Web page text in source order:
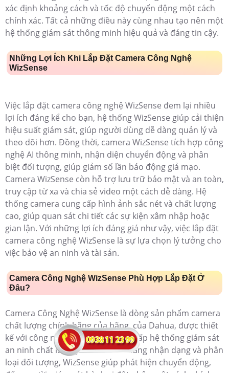
xác định khoảng cách và tốc độ chuyển động một cách
chính xác. Tất cả những điều này cùng nhau tạo nên một
hệ thống giám sát thông minh hiệu quả và đáng tin cậy.
Những Lợi Ích Khi Lắp Đặt Camera Công Nghệ
WizSense
Việc lắp đặt camera công nghệ WizSense đem lại nhiều
lợi ích đáng kể cho bạn, hệ thống WizSense giúp cải thiện
hiệu suất giám sát, giúp người dùng dễ dàng quản lý và
theo dõi hơn. Đồng thời, camera WizSense tích hợp công
nghệ AI thông minh, nhận diện chuyển động và phân
biệt đối tượng, giúp giảm số lần báo động giả mạo.
Camera WizSense còn hỗ trợ lưu trữ bảo mật và an toàn,
truy cập từ xa và chia sẻ video một cách dễ dàng. Hệ
thống camera cung cấp hình ảnh sắc nét và chất lượng
cao, giúp quan sát chi tiết các sự kiện xâm nhập hoặc
gian lận. Với những lợi ích đáng giá như vậy, việc lắp đặt
camera công nghệ WizSense là sự lựa chọn lý tưởng cho
việc bảo vệ an ninh và tài sản.
Camera Công Nghệ WizSense Phù Hợp Lắp Đặt Ở
Đâu?
Camera Công Nghệ WizSense là dòng sản phẩm camera
chất lượng chính hãng của hãng của Dahua, được thiết
kế với công nghệ mới nhằm cung cấp hệ thống giám sát
an ninh chất lượng cao. Với khả năng nhận dạng và phân
loại đối tượng, WizSense giúp phát hiện chuyển động,